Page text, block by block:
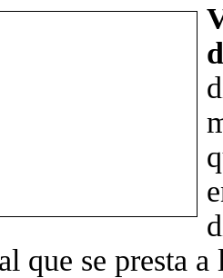
que se presta a